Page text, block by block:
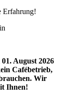
Erfahrung!
August 2026
Cafébetrieb,
Wir
Ihnen!